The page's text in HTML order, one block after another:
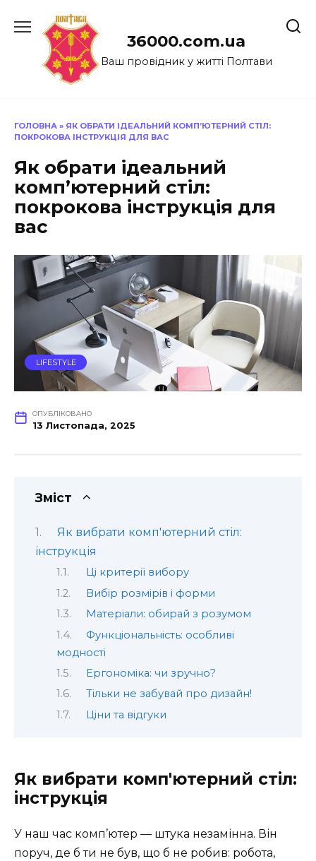
до
36000.com.ua
Ваш провідник у житті Полтави
ГОЛОВНА » ЯК ОБРАТИ ІДЕАЛЬНИЙ КОМП’ЮТЕРНИЙ СТІЛ:
ПОКРОКОВА ІНСТРУКЦІЯ ДЛЯ ВАС
Як обрати ідеальний
комп’ютерний стіл:
покрокова інструкція для
вас
LIFESTYLE
ОПУБЛІКОВАНО
13 Листопада, 2025
Зміст
Як вибрати комп'ютерний стіл:
інструкція
Ці критерії вибору
Вибір розмірів і форми
Матеріали: обирай з розумом
Функціональність: особливі
модності
Ергономіка: чи зручно?
Тільки не забувай про дизайн!
Ціни та відгуки
Як вибрати комп'ютерний стіл:
інструкція
У наш час комп’ютер — штука незамінна. Він
поруч, де б ти не був, що б не робив: робота,